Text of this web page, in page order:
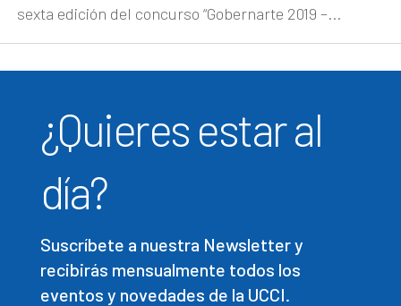
sexta edición del concurso “Gobernarte 2019 –...
¿Quieres estar al
día?
Suscríbete a nuestra Newsletter y
recibirás mensualmente todos los
eventos y novedades de la UCCI.